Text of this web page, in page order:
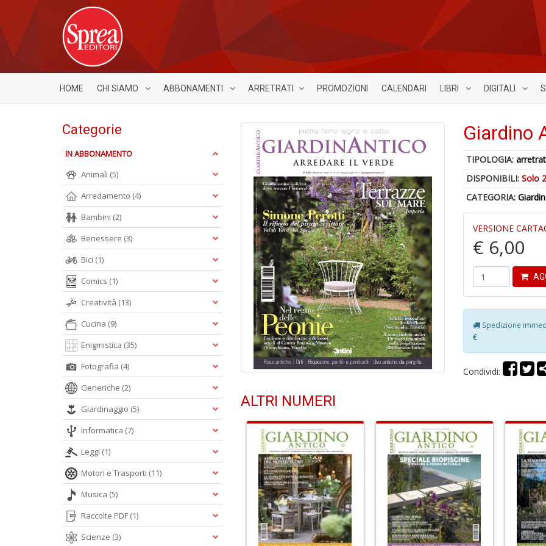
HOME CHI SIAMO ABBONAMENTI ARRETRATI PROMOZIONI CALENDARI LIBRI DIGITALI
Giardino
TIPOLOGIA:
DISPONIBILI:Solo
CATEGORIA:
VERSIONE
€ 6,00
Spedizione
€
Condividi:
ALTRI NUMERI
Categorie
IN ABBONAMENTO
Animali (5)
Arredamento (4)
Bambini (2)
Benessere (3)
Bici (1)
Comics (1)
Creatività (13)
Cucina (9)
Enigmistica (35)
Fotografia (4)
Generiche (2)
Giardinaggio (5)
Informatica (7)
Leggi (1)
Motori e Trasporti (11)
Musica (5)
Raccolte PDF (1)
Scienze (3)